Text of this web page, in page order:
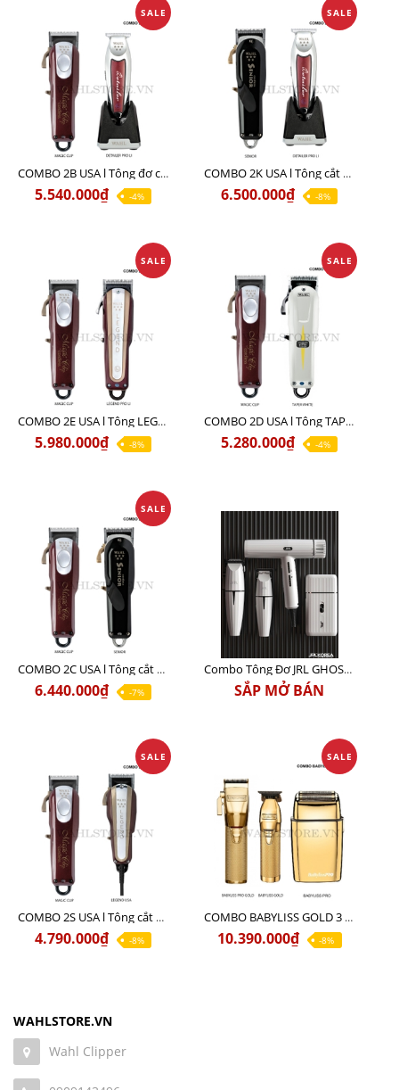
SALE
COMBO 2B USA l Tông đơ cắt Magic clip Red + Tông đơ viền Detailer Pro Li
5.540.000₫ -4%
SALE
COMBO 2K USA l Tông cắt SENIOR +Tông viền DETAILER PRO LI
6.500.000₫ -8%
SALE
COMBO 2E USA l Tông LEGEND PRO LI + Tông MAGIC CLIP
5.980.000₫ -8%
SALE
COMBO 2D USA l Tông TAPER WHITE + Tông MAGIC CLIP
5.280.000₫ -4%
SALE
COMBO 2C USA l Tông cắt Senior + Tông cắt Magic clip
6.440.000₫ -7%
Combo Tông Đơ JRL GHOST 3 Limited Edition Chính Hãng USA
SẮP MỞ BÁN
SALE
COMBO 2S USA l Tông cắt LEGEND USA CÓ DÂY 220V + Tông pin MAGIC CLIP
4.790.000₫ -8%
SALE
COMBO BABYLISS GOLD 3 cao cấp chính hãng
10.390.000₫ -8%
WAHLSTORE.VN
Wahl Clipper